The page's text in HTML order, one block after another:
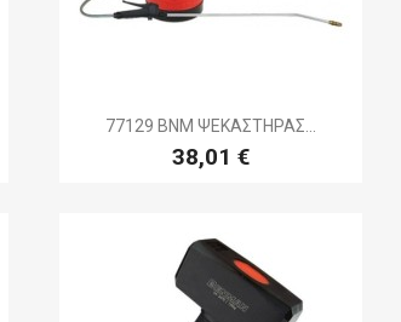
Γρήγορη προβολή
77129 BNM ΨΕΚΑΣΤΗΡΑΣ...
38,01 €